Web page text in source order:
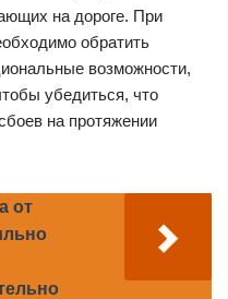
на дороге. При
обратить
возможности,
убедиться, что
на протяжении
от